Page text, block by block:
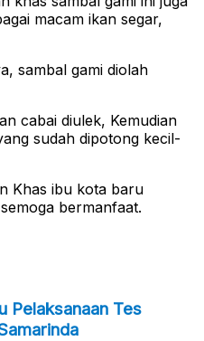
macam ikan segar,
sambal gami diolah
cabai diulek, Kemudian
sudah dipotong kecil-
Khas ibu kota baru
bermanfaat.
Pelaksanaan Tes